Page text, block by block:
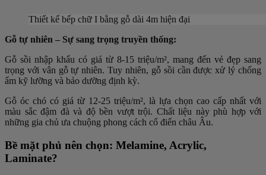
Thiết kế bếp chữ I bằng gỗ dài 4m hiện đại
Gỗ tự nhiên – Sự sang trọng truyền thống:
Gỗ sồi nhập khẩu có giá từ 8-15 triệu/m², mang đến vẻ đẹp sang
trọng với vân gỗ tự nhiên. Tuy nhiên, gỗ sồi cần được xử lý chống
ẩm kỹ lưỡng và bảo dưỡng định kỳ.
Gỗ óc chó có giá từ 12-25 triệu/m², là lựa chọn cao cấp nhất với
màu sắc đậm đà và độ bền vượt trội. Chất liệu này phù hợp với
những gia chủ ưa chuộng phong cách cổ điển châu Âu.
Bề mặt phủ nên chọn: Melamine, Acrylic,
Laminate?